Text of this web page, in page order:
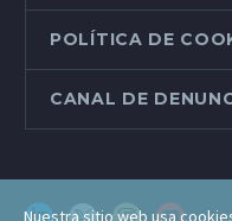
POLÍTICA DE
CANAL DE
Nuestra sitio web usa